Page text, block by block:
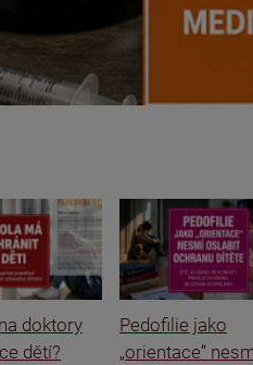
doktory
dětí?
Pedofilie jako
„orientace“